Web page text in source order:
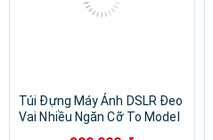
Túi Đựng Máy Ảnh DSLR Đeo
Vai Nhiều Ngăn Cỡ To Model